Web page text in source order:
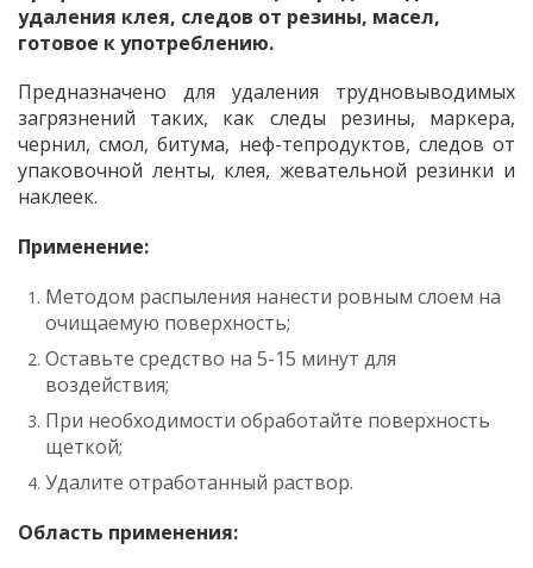
удаления клея, следов от резины, масел,
готовое к употреблению.
Предназначено для удаления трудновыводимых
загрязнений таких, как следы резины, маркера,
чернил, смол, битума, неф-тепродуктов, следов от
упаковочной ленты, клея, жевательной резинки и
наклеек.
Применение:
Методом распыления нанести ровным слоем на
очищаемую поверхность;
Оставьте средство на 5-15 минут для
воздействия;
При необходимости обработайте поверхность
щеткой;
Удалите отработанный раствор.
Область применения: